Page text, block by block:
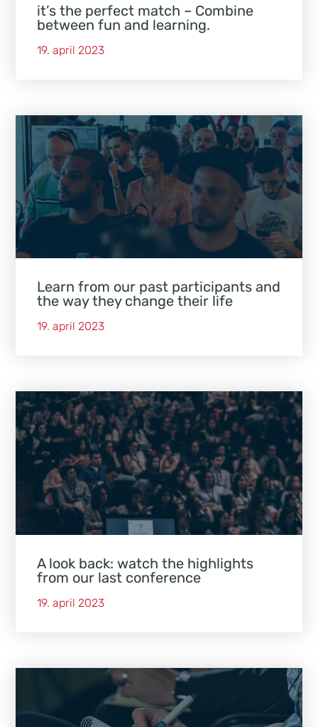
it’s the perfect match – Combine
between fun and learning.
19. april 2023
Learn from our past participants and
the way they change their life
19. april 2023
A look back: watch the highlights
from our last conference
19. april 2023